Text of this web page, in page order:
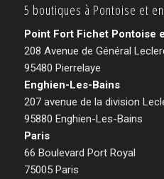
5 boutiques à Pontoise et
Point Fort Fichet Pontoise
208 Avenue de Général
95480 Pierrelaye
Enghien-Les-Bains
207 avenue de la division
95880 Enghien-Les-Bains
Paris
66 Boulevard Port Royal
75005 Paris